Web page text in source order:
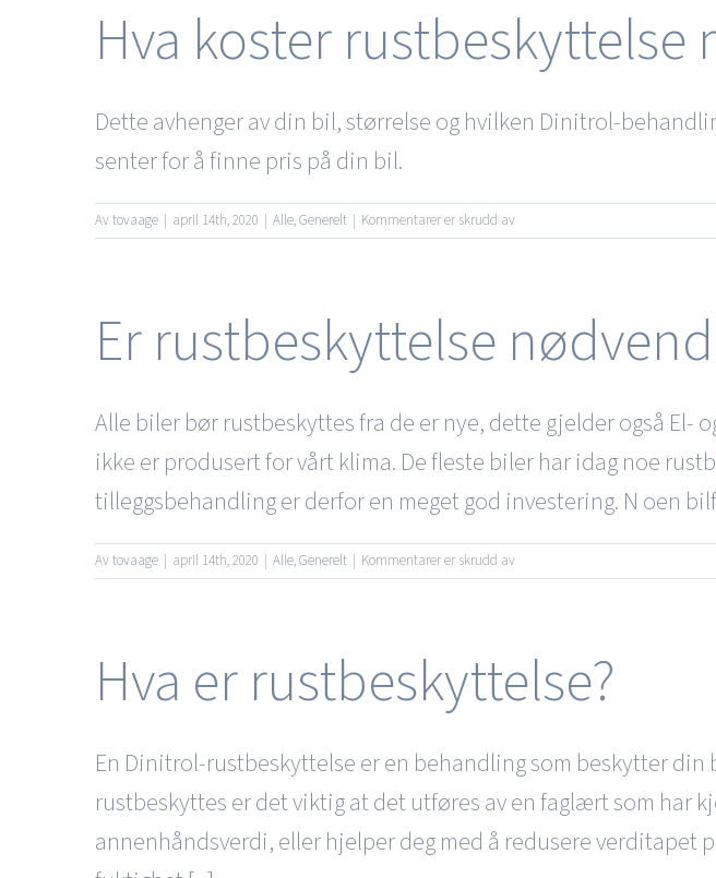
Hva koster rustbeskyttelse
Dette avhenger av din bil, størrelse og hvilken Dinitrol-
senter for å finne pris på din bil.
Avtovaage | april 14th, 2020 | Alle,Generelt | Kommentarer er skrudd avfor
Hva
Dinitrol?
Er rustbeskyttelse
Alle biler bør rustbeskyttes fra de er nye, dette gjelder også
ikke er produsert for vårt klima. De fleste biler har idag noe
tilleggsbehandling er derfor en meget god investering. N oen
Avtovaage | april 14th, 2020 | Alle,Generelt | Kommentarer er skrudd avfor
Er
Hva er rustbeskyttelse?
En Dinitrol-rustbeskyttelse er en behandling som beskytter
rustbeskyttes er det viktig at det utføres av en faglært som har
annenhåndsverdi, eller hjelper deg med å redusere